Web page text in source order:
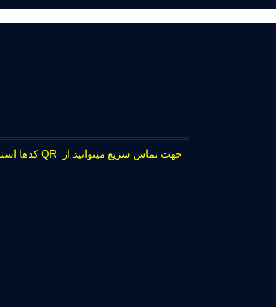
جهت تماس سریع میتوانید از QR کدها استفاده نمایید.